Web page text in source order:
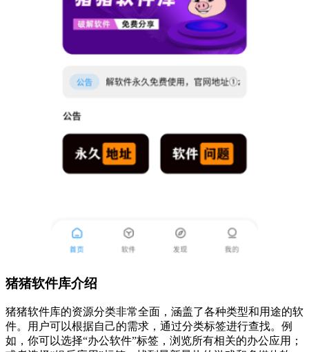
猪猪软件库介绍
猪猪软件库的资源分类非常全面，涵盖了各种类型和用途的软
件。用户可以根据自己的需求，通过分类标签进行查找。例
如，你可以选择“办公软件”标签，浏览所有相关的办公应用；